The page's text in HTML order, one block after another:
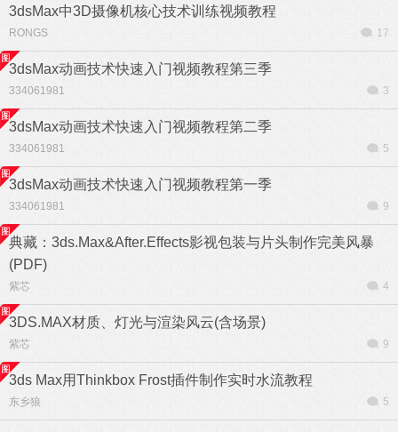
3dsMax中3D摄像机核心技术训练视频教程
RONGS 17
3dsMax动画技术快速入门视频教程第三季
334061981 3
3dsMax动画技术快速入门视频教程第二季
334061981 5
3dsMax动画技术快速入门视频教程第一季
334061981 9
典藏：3ds.Max&After.Effects影视包装与片头制作完美风暴
(PDF)
紫芯 4
3DS.MAX材质、灯光与渲染风云(含场景)
紫芯 9
3ds Max用Thinkbox Frost插件制作实时水流教程
东乡狼 5